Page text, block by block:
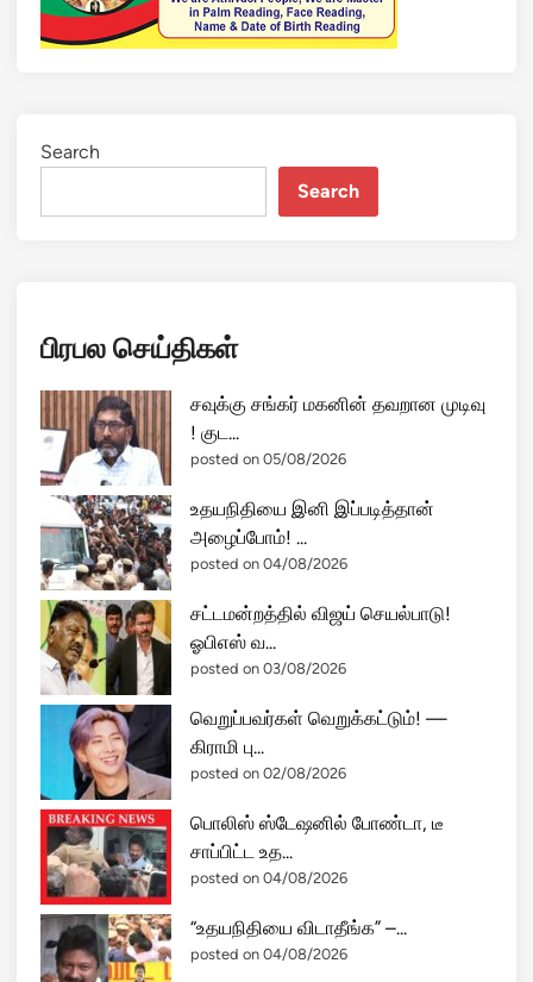
Search
Search
பிரபல செய்திகள்
சவுக்கு சங்கர் மகனின் தவறான முடிவு
! குட...
posted on 05/08/2026
உதயநிதியை இனி இப்படித்தான்
அழைப்போம்! ...
posted on 04/08/2026
சட்டமன்றத்தில் விஜய் செயல்பாடு!
ஓபிஎஸ் வ...
posted on 03/08/2026
வெறுப்பவர்கள் வெறுக்கட்டும்! —
கிராமி பு...
posted on 02/08/2026
பொலிஸ் ஸ்டேஷனில் போண்டா, டீ
சாப்பிட்ட உத...
posted on 04/08/2026
“உதயநிதியை விடாதீங்க” –...
posted on 04/08/2026